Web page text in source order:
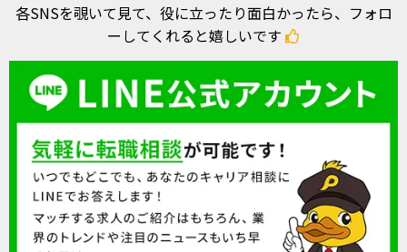
各SNSを覗いて見て、役に立ったり面白かったら、フォロ
ーしてくれると嬉しいです